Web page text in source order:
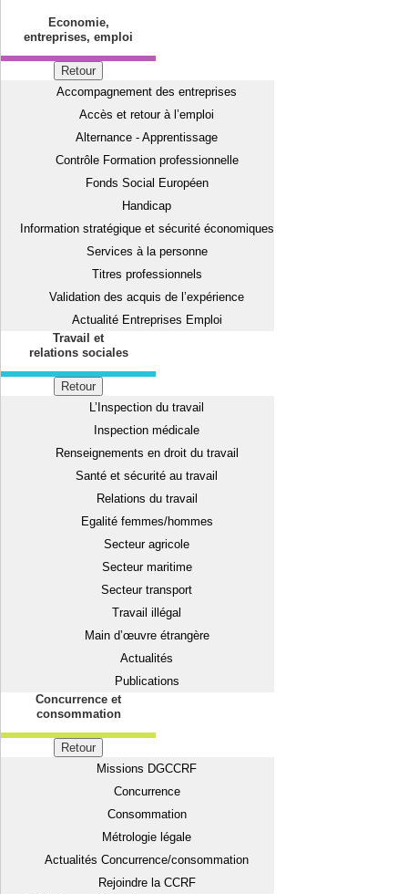
Economie,
entreprises, emploi
Retour
Accompagnement des entreprises
Accès et retour à l’emploi
Alternance - Apprentissage
Contrôle Formation professionnelle
Fonds Social Européen
Handicap
Information stratégique et sécurité économiques
Services à la personne
Titres professionnels
Validation des acquis de l’expérience
Actualité Entreprises Emploi
Travail et
relations sociales
Retour
L’Inspection du travail
Inspection médicale
Renseignements en droit du travail
Santé et sécurité au travail
Relations du travail
Egalité femmes/hommes
Secteur agricole
Secteur maritime
Secteur transport
Travail illégal
Main d’œuvre étrangère
Actualités
Publications
Concurrence et
consommation
Retour
Missions DGCCRF
Concurrence
Consommation
Métrologie légale
Actualités Concurrence/consommation
Rejoindre la CCRF